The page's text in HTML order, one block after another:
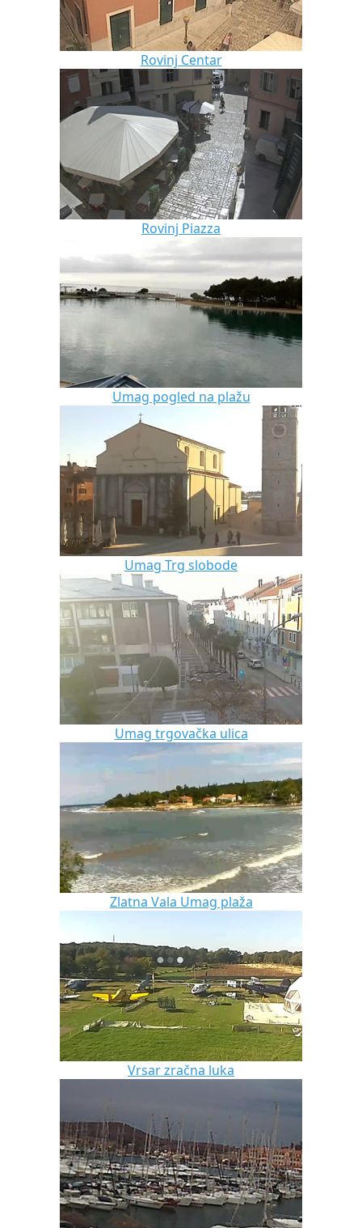
Rovinj Centar
Rovinj Piazza
Umag pogled na plažu
Umag Trg slobode
Umag trgovačka ulica
Zlatna Vala Umag plaža
Vrsar zračna luka